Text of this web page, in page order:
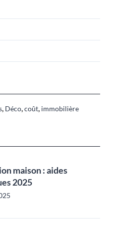
, Déco,coût, immobilière
maison : aides
2025